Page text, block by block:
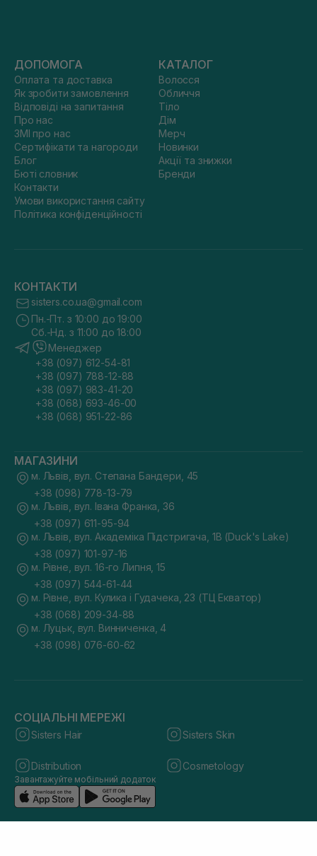
ДОПОМОГА
Оплата та доставка
Як зробити замовлення
Відповіді на запитання
Про нас
ЗМІ про нас
Сертифікати та нагороди
Блог
Бюті словник
Контакти
Умови використання сайту
Політика конфіденційності
КАТАЛОГ
Волосся
Обличчя
Тіло
Дім
Мерч
Новинки
Акції та знижки
Бренди
КОНТАКТИ
sisters.co.ua@gmail.com
Пн.-Пт. з 10:00 до 19:00
Сб.-Нд. з 11:00 до 18:00
Менеджер
+38 (097) 612-54-81
+38 (097) 788-12-88
+38 (097) 983-41-20
+38 (068) 693-46-00
+38 (068) 951-22-86
МАГАЗИНИ
м. Львів, вул. Степана Бандери, 45
+38 (098) 778-13-79
м. Львів, вул. Івана Франка, 36
+38 (097) 611-95-94
м. Львів, вул. Академіка Підстригача, 1В (Duck's Lake)
+38 (097) 101-97-16
м. Рівне, вул. 16-го Липня, 15
+38 (097) 544-61-44
м. Рівне, вул. Кулика і Гудачека, 23 (ТЦ Екватор)
+38 (068) 209-34-88
м. Луцьк, вул. Винниченка, 4
+38 (098) 076-60-62
СОЦІАЛЬНІ МЕРЕЖІ
Sisters Hair Sisters Skin
Distribution Cosmetology
Завантажуйте мобільний додаток